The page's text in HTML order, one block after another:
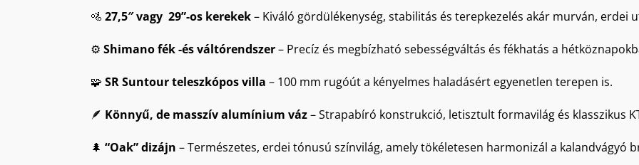
🚵 27,5″ vagy 29”-os kerekek– Kiváló gördülékenység, stabilitás és terepkezelés akár murván, erdei
⚙️ Shimano fék -és váltórendszer– Precíz és megbízható sebességváltás és fékhatás a
🧩 SR Suntour teleszkópos villa – 100 mm rugóút a kényelmes haladásért egyenetlen terepen is.
🪶 Könnyű, de masszív alumínium váz– Strapabíró konstrukció, letisztult formavilág és klasszikus
🌲 “Oak” dizájn – Természetes, erdei tónusú színvilág, amely tökéletesen harmonizál a kalandvágyó